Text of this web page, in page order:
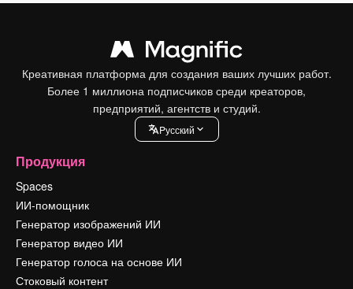
Креативная платформа для создания ваших лучших работ.
Более 1 миллиона подписчиков среди креаторов,
предприятий, агентств и студий.
Pусский
Продукция
Spaces
ИИ-помощник
Генератор изображений ИИ
Генератор видео ИИ
Генератор голоса на основе ИИ
Стоковый контент